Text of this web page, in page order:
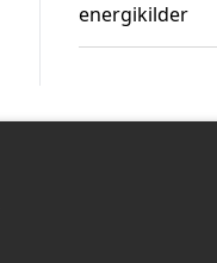
energikilder